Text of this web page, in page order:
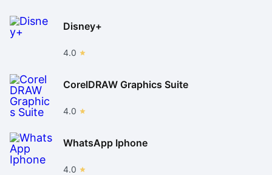
Disney+
4.0
CorelDRAW Graphics Suite
4.0
WhatsApp Iphone
4.0